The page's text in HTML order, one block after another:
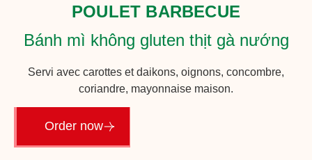
POULET BARBECUE
Bánh mì không gluten thịt gà nướng
Servi avec carottes et daikons, oignons, concombre,
coriandre, mayonnaise maison.
Order now